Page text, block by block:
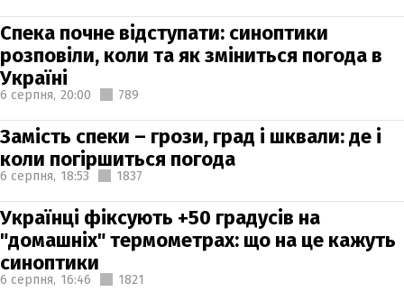
Спека почне відступати: синоптики
розповіли, коли та як зміниться погода в
Україні
6 серпня, 20:00 789
Замість спеки – грози, град і шквали: де і
коли погіршиться погода
6 серпня, 18:53 1837
Українці фіксують +50 градусів на
"домашніх" термометрах: що на це кажуть
синоптики
6 серпня, 16:46 1821